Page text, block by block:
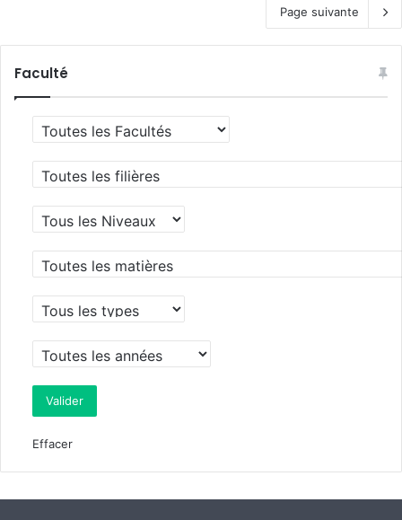
Page suivante
Faculté
Effacer